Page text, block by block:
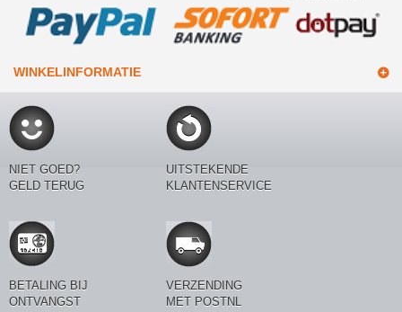
WINKELINFORMATIE
NIET GOED?
GELD TERUG
UITSTEKENDE
KLANTENSERVICE
BETALING BIJ
ONTVANGST
VERZENDING
MET POSTNL